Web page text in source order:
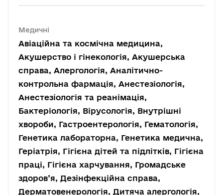
Медичні
Авіаційна та космічна медицина,
Акушерство і гінекологія, Акушерська
справа, Алергологія, Аналітично-
контрольна фармація, Анестезіологія,
Анестезіологія та реанімація,
Бактеріологія, Вірусологія, Внутрішні
хвороби, Гастроентерологія, Гематологія,
Генетика лабораторна, Генетика медична,
Геріатрія, Гігієна дітей та підлітків, Гігієна
праці, Гігієна харчування, Громадське
здоров’я, Дезінфекційна справа,
Дерматовенерологія, Дитяча алергологія,